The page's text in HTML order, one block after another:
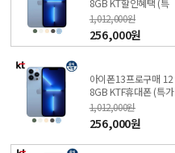
8GB KT할인혜택 (특
가폰 신청) 온라인KT직
영점
1,012,000원
256,000원
아이폰13프로구매 12
8GB KTF휴대폰 (특가
폰 신청) 온라인KT직영
점
1,012,000원
256,000원